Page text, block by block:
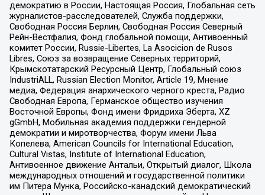
демократию в России, Настоящая Россия, Глобальная сеть
журналистов-расследователей, Служба поддержки,
Свободная Россия Берлин, Свободная Россия Северный
Рейн-Вестфалия, Фонд глобальной помощи, Антивоенный
комитет России, Russie-Libertes, La Asocicion de Rusos
Libres, Союз за возвращение Северных территорий,
Крымскотатарский Ресурсный Центр, Глобальный союз
IndustriALL, Russian Election Monitor, Article 19, Мнение
медиа, Федерация анархического черного креста, Радио
Свободная Европа, Германское общество изучения
Восточной Европы, Фонд имени Фридриха Эберта, XZ
gGmbH, Мобильная академия поддержки гендерной
демократии и миротворчества, Форум имени Льва
Копелева, American Councils for International Education,
Cultural Vistas, Institute of International Education,
Антивоенное движение Антальи, Открытый диалог, Школа
международных отношений и государственной политики
им Питера Мунка, Российско-канадский демократический